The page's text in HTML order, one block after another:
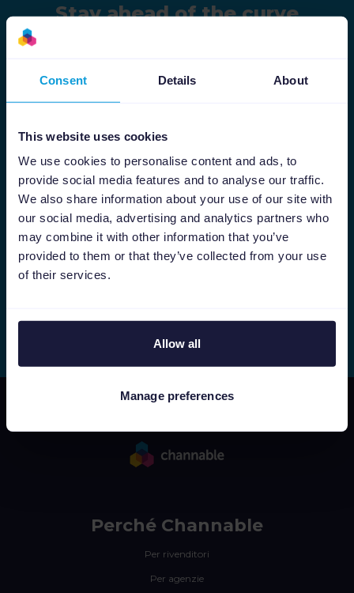
Consent Details About
This website uses cookies
We use cookies to personalise content and ads, to
provide social media features and to analyse our traffic.
We also share information about your use of our site with
our social media, advertising and analytics partners who
may combine it with other information that you’ve
provided to them or that they’ve collected from your use
of their services.
Allow all
Manage preferences
Stay ahead of the curve
As we keep on improving Channable, we would
Nome
E-mail azienda*
Perché Channable
Per rivenditori
Per agenzie